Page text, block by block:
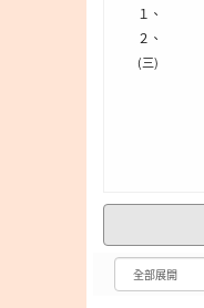
１、
２、
(三)